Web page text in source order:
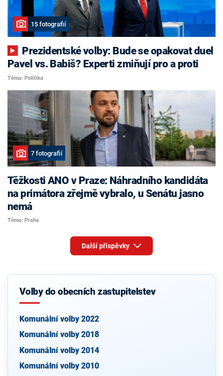
15 fotografií
Pavel vs. Babiš? Experti zmiňují pro a proti
Téma: Politika
7 fotografií
Těžkosti ANO v Praze: Náhradního kandidáta
na primátora zřejmě vybralo, u Senátu jasno
nemá
Téma: Praha
Další příspěvky
Volby do obecních zastupitelstev
Komunální volby 2022
Komunální volby 2018
Komunální volby 2014
Komunální volby 2010